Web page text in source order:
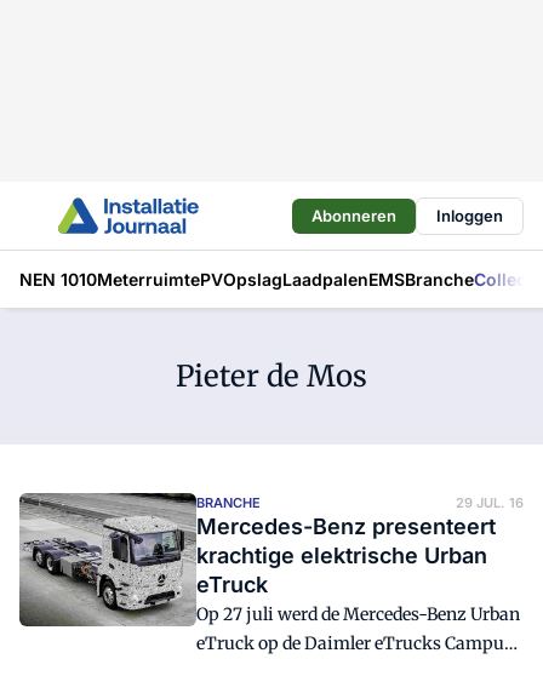
Abonneren Inloggen
NEN 1010MeterruimtePVOpslagLaadpalenEMSBranche
Pieter de Mos
BRANCHE 29 JUL. 16
Mercedes-Benz presenteert
krachtige elektrische Urban
eTruck
Op 27 juli werd de Mercedes-Benz Urban
eTruck op de Daimler eTrucks Campus